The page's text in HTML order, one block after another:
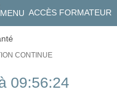
ACCÈS FORMATEUR
CONTINUE
09:56:24